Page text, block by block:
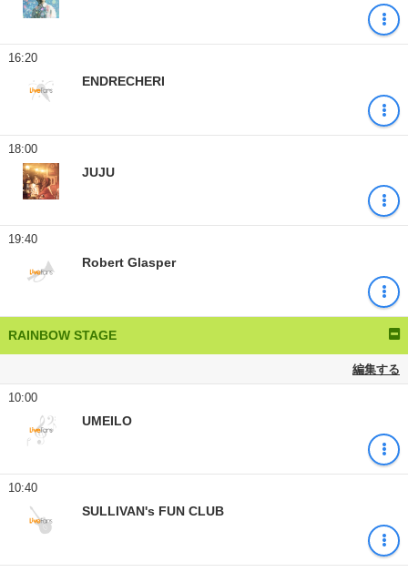
16:20
ENDRECHERI
18:00
JUJU
19:40
Robert Glasper
RAINBOW STAGE
編集する
10:00
UMEILO
10:40
SULLIVAN's FUN CLUB